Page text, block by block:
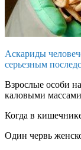
Аскариды
серьезным
Взрослые особи
каловыми
Когда в
Один червь